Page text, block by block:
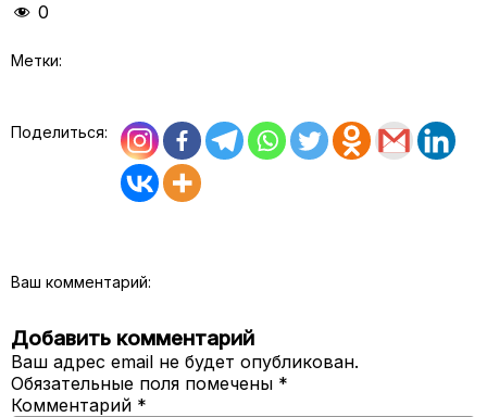
0
Метки:
Поделиться:
Ваш комментарий:
Добавить комментарий
Ваш адрес email не будет опубликован.
Обязательные поля помечены *
Комментарий *